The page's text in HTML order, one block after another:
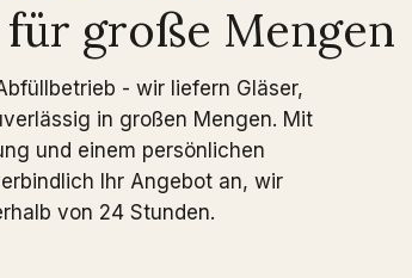
große Mengen
- wir liefern Gläser,
in großen Mengen. Mit
und einem persönlichen
Ihr Angebot an, wir
von 24 Stunden.